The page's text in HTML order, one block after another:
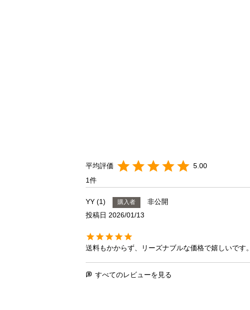
5.00
1
YY 1 購入者
非公開
投稿日 2026/01/13
送料もかからず、リーズナブルな価格で嬉しいです。
すべてのレビューを見る